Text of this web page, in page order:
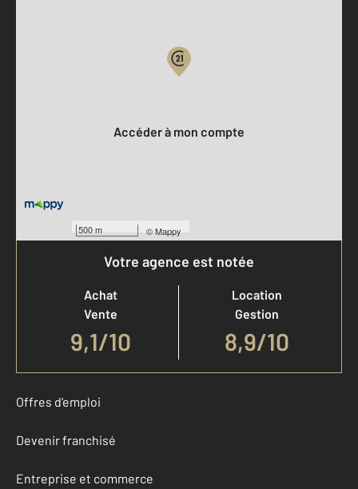
500 m ©Mappy
Accéder à mon compte
Votre agence est notée
Achat
Vente
9,1/10
Location
Gestion
8,9/10
Offres d'emploi
Devenir franchisé
Entreprise et commerce